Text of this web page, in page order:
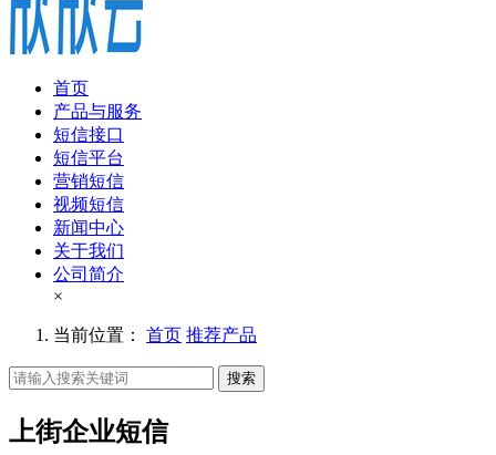
首页
产品与服务
短信接口
短信平台
营销短信
视频短信
新闻中心
关于我们
公司简介
×
当前位置： 首页 推荐产品
搜索
上街企业短信